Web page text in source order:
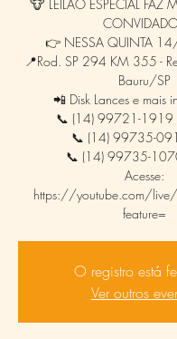
🐮 LEILÃO ESPECIAL FAZ
👉 NESSA QUINTA
📍Rod. SP 294 KM 355 -
Bauru/SP
📲 Disk Lances e mais
📞 (14) 99721-1919
📞 (14) 99735-
📞 (14) 99735-
Acesse:
https://youtube.com/live/
feature=
O registro está
Ver outros